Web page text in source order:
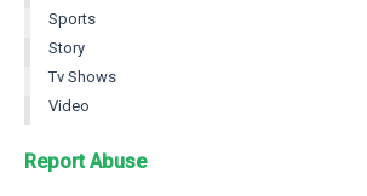
Sports
Story
Tv Shows
Video
Report Abuse